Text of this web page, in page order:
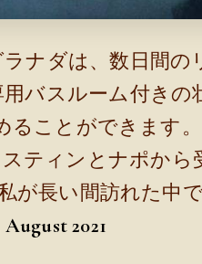
ナダは、数日間
バスルーム付きの
ることができます
ティンとナポから
長い間訪れた中で
August 2021